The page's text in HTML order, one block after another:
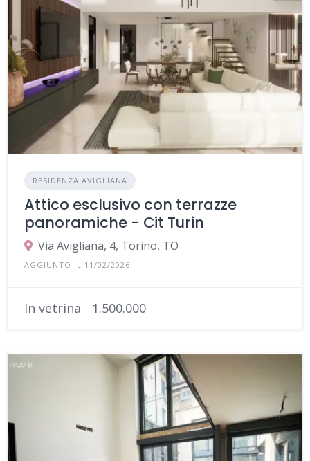
RESIDENZA AVIGLIANA
Attico esclusivo con terrazze
panoramiche - Cit Turin
Via Avigliana, 4, Torino, TO
AGGIUNTO IL 11/02/2026
In vetrina 1.500.000